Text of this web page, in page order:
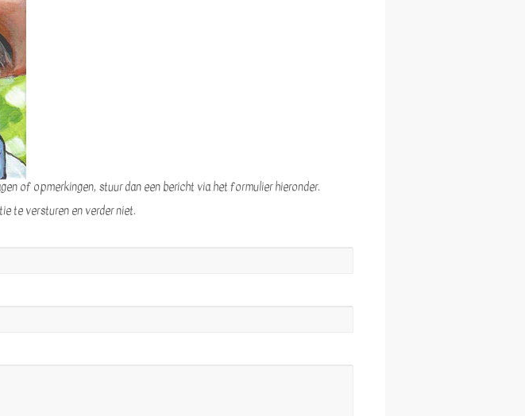
of opmerkingen, stuur dan een bericht via het formulier hieronder.
te versturen en verder niet.